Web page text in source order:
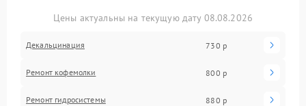
Цены актуальны на текущую дату 08.08.2026
Декальцинация 730 р
Ремонт кофемолки 800 р
Ремонт гидросистемы 880 р